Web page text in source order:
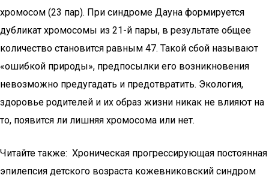
хромосом (23 пар). При синдроме Дауна формируется
дубликат хромосомы из 21-й пары, в результате общее
количество становится равным 47. Такой сбой называют
«ошибкой природы», предпосылки его возникновения
невозможно предугадать и предотвратить. Экология,
здоровье родителей и их образ жизни никак не влияют на
то, появится ли лишняя хромосома или нет.
Читайте также: Хроническая прогрессирующая постоянная
эпилепсия детского возраста кожевниковский синдром